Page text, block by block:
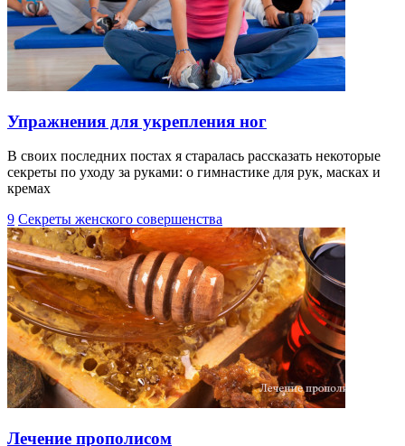
Упражнения для укрепления ног
В своих последних постах я старалась рассказать некоторые
секреты по уходу за руками: о гимнастике для рук, масках и
кремах
9 Секреты женского совершенства
Лечение прополисом